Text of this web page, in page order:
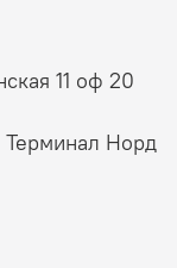
11 оф 20
Терминал Норд